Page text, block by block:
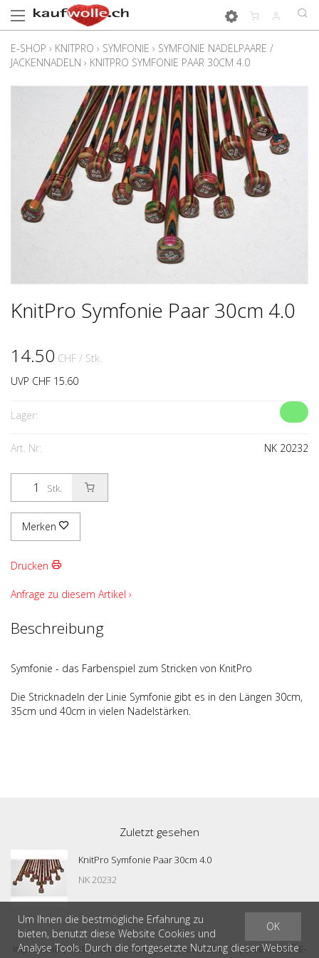
E-SHOP › KNITPRO › SYMFONIE › SYMFONIE NADELPAARE /
JACKENNADELN › KNITPRO SYMFONIE PAAR 30CM 4.0
KnitPro Symfonie Paar 30cm 4.0
14.50 CHF / Stk.
UVP CHF 15.60
Lager:
Art. Nr: NK 20232
Stk.
Merken
Drucken
Anfrage zu diesem Artikel ›
Beschreibung
Symfonie - das Farbenspiel zum Stricken von KnitPro
Die Stricknadeln der Linie Symfonie gibt es in den Längen 30cm,
35cm und 40cm in vielen Nadelstärken.
Zuletzt gesehen
KnitPro Symfonie Paar 30cm 4.0
NK 20232
Impressum|AGB|Datenschutz| © bykaufwolle.ch|blue office®E-
OK
Um Ihnen die bestmögliche Erfahrung zu
bieten, benutzt diese Website Cookies und
Analyse Tools. Durch die fortgesetzte Nutzung dieser Website